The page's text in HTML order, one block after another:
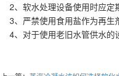
2、软水处理设备使用时应定
3、严禁使用食用盐作为再生
4、对于使用老旧水管供水的